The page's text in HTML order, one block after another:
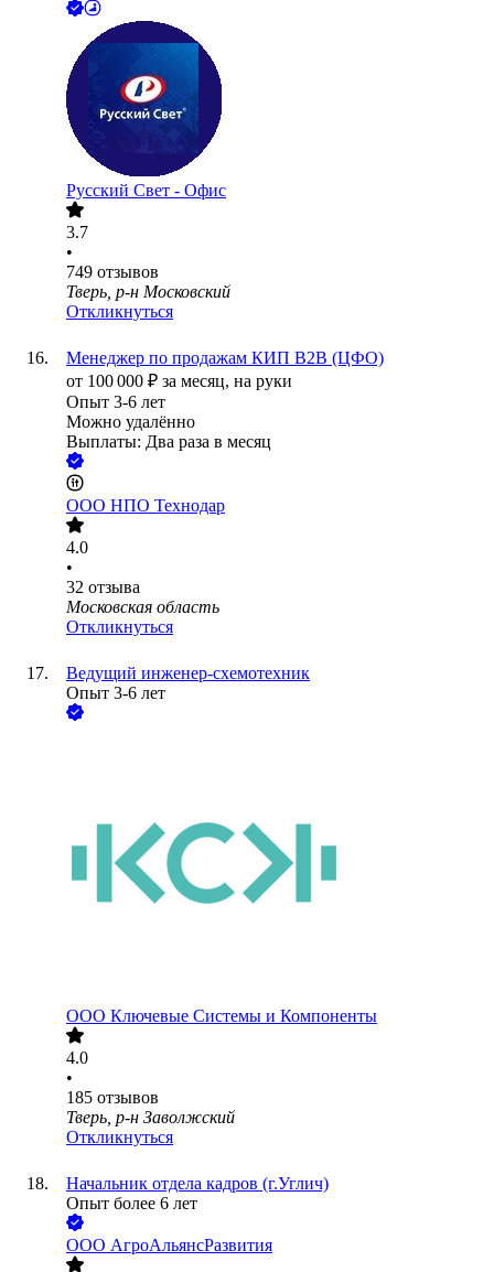
Русский Свет - Офис
3.7
•
749 отзывов
Тверь, р-н Московский
Откликнуться
Менеджер по продажам КИП B2B (ЦФО)
от 100 000 ₽ за месяц, на руки
Опыт 3-6 лет
Можно удалённо
Выплаты: Два раза в месяц
ООО НПО Технодар
4.0
•
32 отзыва
Московская область
Откликнуться
Ведущий инженер-схемотехник
Опыт 3-6 лет
ООО Ключевые Системы и Компоненты
4.0
•
185 отзывов
Тверь, р-н Заволжский
Откликнуться
Начальник отдела кадров (г.Углич)
Опыт более 6 лет
ООО АгроАльянсРазвития